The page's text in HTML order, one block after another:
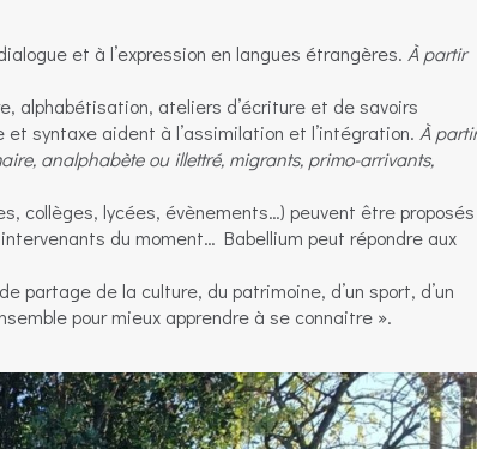
et à l’expression en langues étrangères. À partir
alphabétisation, ateliers d’écriture et de savoirs
syntaxe aident à l’assimilation et l’intégration. À partir
analphabète ou illettré, migrants, primo-arrivants,
collèges, lycées, évènements…) peuvent être proposés
du moment… Babellium peut répondre aux
partage de la culture, du patrimoine, d’un sport, d’un
pour mieux apprendre à se connaitre ».